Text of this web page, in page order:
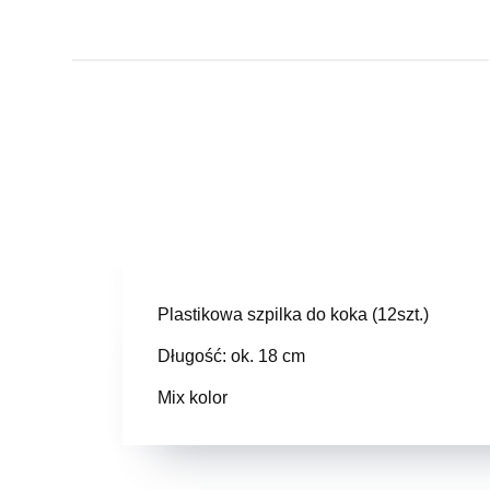
Plastikowa szpilka do koka (12szt.)
Długość: ok. 18 cm
Mix kolor